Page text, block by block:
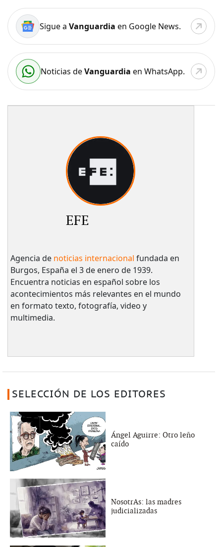
Sigue a Vanguardia en Google News.
Noticias deVanguardia en WhatsApp.
EFE
Agencia de noticias internacional fundada en
Burgos, España el 3 de enero de 1939.
Encuentra noticias en español sobre los
acontecimientos más relevantes en el mundo
en formato texto, fotografía, video y
multimedia.
SELECCIÓN DE LOS EDITORES
Ángel Aguirre: Otro leño
caído
NosotrAs: las madres
judicializadas